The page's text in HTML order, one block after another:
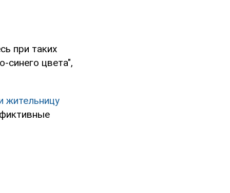
при таких
синего цвета",
жительницу